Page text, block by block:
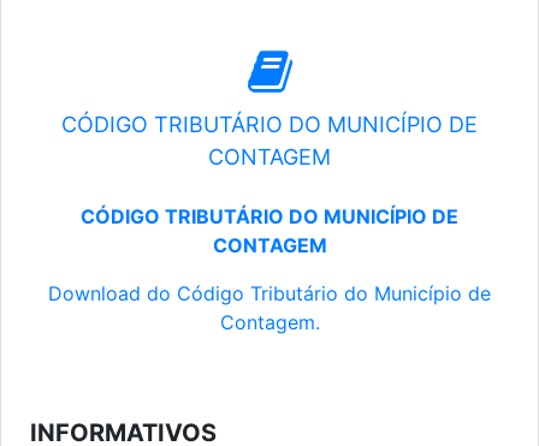
CÓDIGO TRIBUTÁRIO DO MUNICÍPIO DE
CONTAGEM
CÓDIGO TRIBUTÁRIO DO MUNICÍPIO DE
CONTAGEM
Download do Código Tributário do Município de
Contagem.
INFORMATIVOS